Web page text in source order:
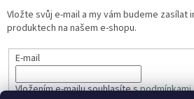
Vložte svůj e-mail a my vám budeme zasílat
produktech na našem e-shopu.
E-mail
Vložením e-mailu souhlasíte spodmínkami